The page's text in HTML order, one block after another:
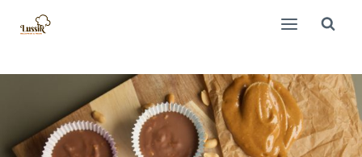
naar